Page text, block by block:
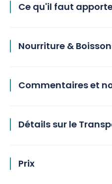
Ce qu'il faut
Nourriture &
Commentaires et
Détails sur le
Prix